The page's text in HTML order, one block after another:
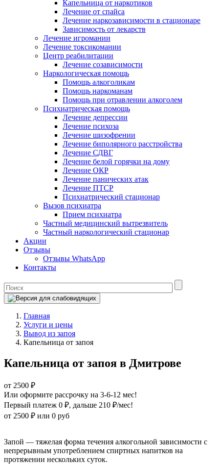
Капельница от наркотиков
Лечение от спайса
Лечение наркозависимости в стационаре
Зависимость от лекарств
Лечение игромании
Лечение токсикомании
Центр реабилитации
Лечение созависимости
Наркологическая помощь
Помощь алкоголикам
Помощь наркоманам
Помощь при отравлении алкоголем
Психиатрическая помощь
Лечение депрессии
Лечение психоза
Лечение шизофрении
Лечение биполярного расстройства
Лечение СДВГ
Лечение белой горячки на дому
Лечение ОКР
Лечение панических атак
Лечение ПТСР
Психиатрический стационар
Вызов психиатра
Прием психиатра
Частный медицинский вытрезвитель
Частный наркологический стационар
Акции
Отзывы
Отзывы WhatsApp
Контакты
Главная
Услуги и цены
Вывод из запоя
Капельница от запоя
Капельница от запоя в Дмитрове
от 2500 ₽
Или оформите рассрочку на 3-6-12 мес!
Первый платеж 0 ₽, дальше 210 ₽/мес!
от 2500 ₽ или 0 руб
Запой — тяжелая форма течения алкогольной зависимости с
непрерывным употреблением спиртных напитков на
протяжении нескольких суток.